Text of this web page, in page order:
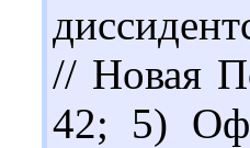
// Новая
42; 5)